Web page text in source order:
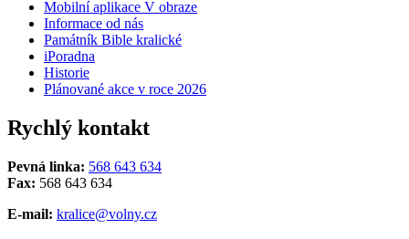
Mobilní aplikace V obraze
Informace od nás
Památník Bible kralické
iPoradna
Historie
Plánované akce v roce 2026
Rychlý kontakt
Pevná linka: 568 643 634
Fax: 568 643 634
E-mail: kralice@volny.cz